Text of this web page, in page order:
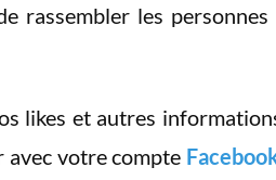
rassembler les personnes
likes et autres
avec votre compte